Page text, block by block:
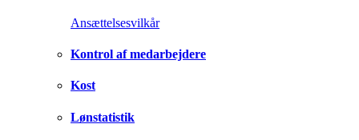
Ansættelsesvilkår
Kontrol af medarbejdere
Kost
Lønstatistik